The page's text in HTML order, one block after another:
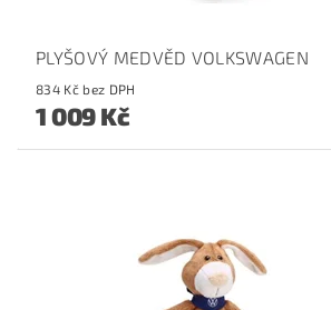
PLYŠOVÝ MEDVĚD VOLKSWAGEN
834 Kč bez DPH
1 009 Kč